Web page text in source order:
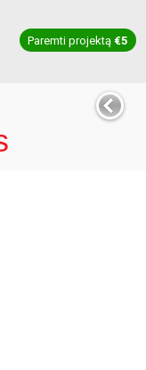
Paremti projektą €5